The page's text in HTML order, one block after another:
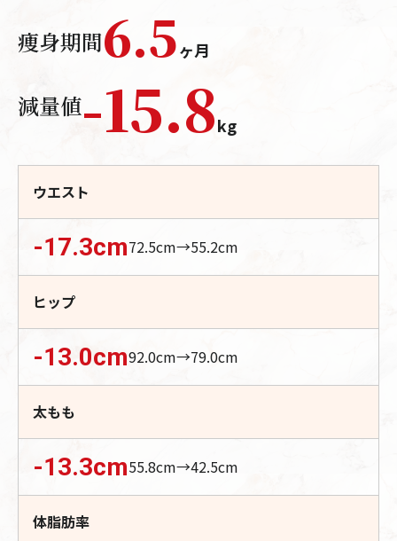
痩身期間6.5ヶ月
減量値-15.8kg
ウエスト
-17.3cm72.5cm→55.2cm
ヒップ
-13.0cm92.0cm→79.0cm
太もも
-13.3cm55.8cm→42.5cm
体脂肪率